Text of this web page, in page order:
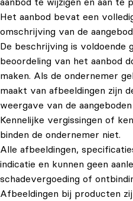
Het aanbod bevat een
omschrijving van de
De beschrijving is voldoende
beoordeling van het aanbod
maken. Als de ondernemer
maakt van afbeeldingen zijn
weergave van de
Kennelijke vergissingen of
binden de ondernemer niet.
Alle afbeeldingen,
indicatie en kunnen geen
schadevergoeding of
Afbeeldingen bij producten